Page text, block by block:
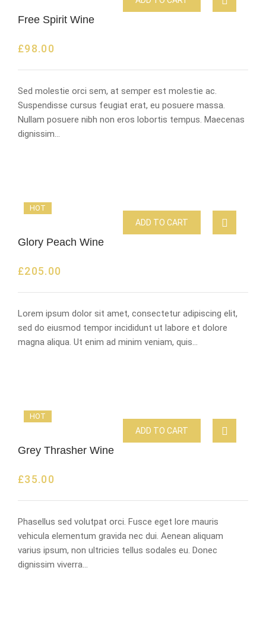
Free Spirit Wine
£98.00
Sed molestie orci sem, at semper est molestie ac.
Suspendisse cursus feugiat erat, eu posuere massa.
Nullam posuere nibh non eros lobortis tempus. Maecenas
dignissim…
HOT
Glory Peach Wine
£205.00
ADD TO CART
Lorem ipsum dolor sit amet, consectetur adipiscing elit,
sed do eiusmod tempor incididunt ut labore et dolore
magna aliqua. Ut enim ad minim veniam, quis…
HOT
Grey Thrasher Wine
£35.00
ADD TO CART
Phasellus sed volutpat orci. Fusce eget lore mauris
vehicula elementum gravida nec dui. Aenean aliquam
varius ipsum, non ultricies tellus sodales eu. Donec
dignissim viverra…